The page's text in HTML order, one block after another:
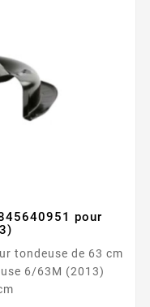
pour
tondeuse de 63 cm
6/63M (2013)